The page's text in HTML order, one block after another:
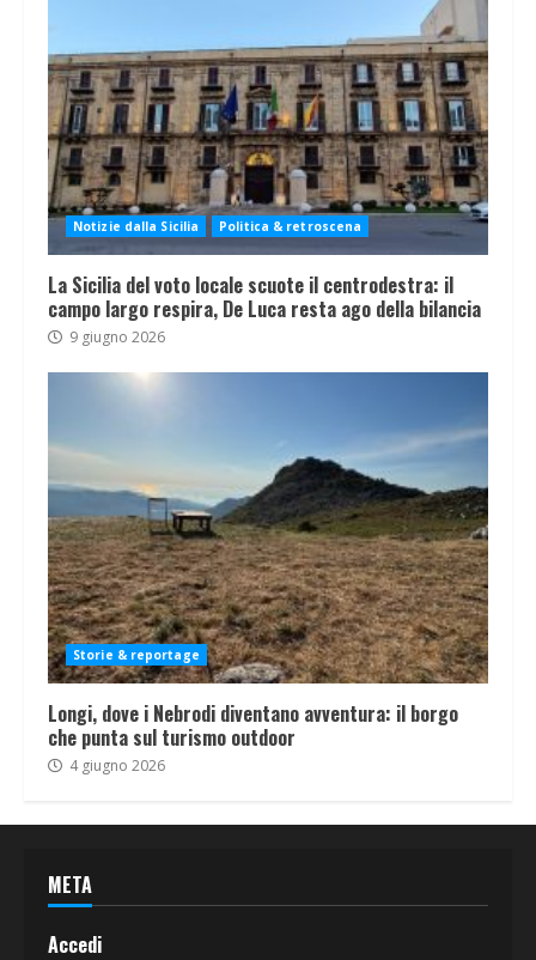
Notizie dalla Sicilia Politica & retroscena
La Sicilia del voto locale scuote il centrodestra: il
campo largo respira, De Luca resta ago della bilancia
9 giugno 2026
Storie & reportage
Longi, dove i Nebrodi diventano avventura: il borgo
che punta sul turismo outdoor
4 giugno 2026
META
Accedi